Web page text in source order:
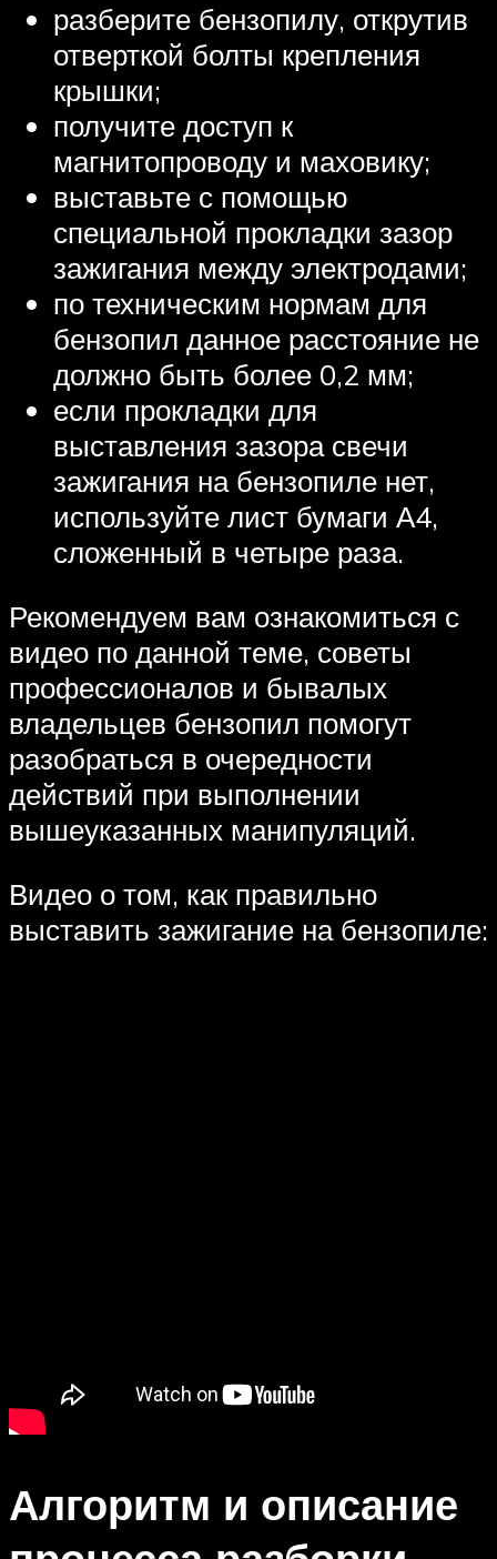
разберите бензопилу, открутив
отверткой болты крепления
крышки;
получите доступ к
магнитопроводу и маховику;
выставьте с помощью
специальной прокладки зазор
зажигания между электродами;
по техническим нормам для
бензопил данное расстояние не
должно быть более 0,2 мм;
если прокладки для
выставления зазора свечи
зажигания на бензопиле нет,
используйте лист бумаги А4,
сложенный в четыре раза.
Рекомендуем вам ознакомиться с
видео по данной теме, советы
профессионалов и бывалых
владельцев бензопил помогут
разобраться в очередности
действий при выполнении
вышеуказанных манипуляций.
Видео о том, как правильно
выставить зажигание на бензопиле:
Алгоритм и описание